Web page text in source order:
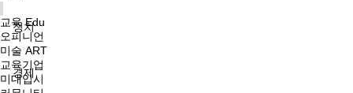
정치
경제
교육 Edu
오피니언
미술 ART
교육기업
미대입시